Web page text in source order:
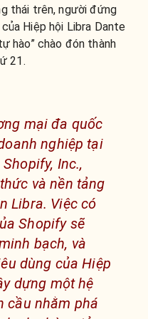
thái trên, người đứng
Hiệp hội Libra Dante
hào” chào đón thành
21.
mại đa quốc
nghiệp tại
Inc.,
và nền tảng
Libra. Việc có
Shopify sẽ
bạch, và
dùng của Hiệp
dựng một hệ
cầu nhằm phá